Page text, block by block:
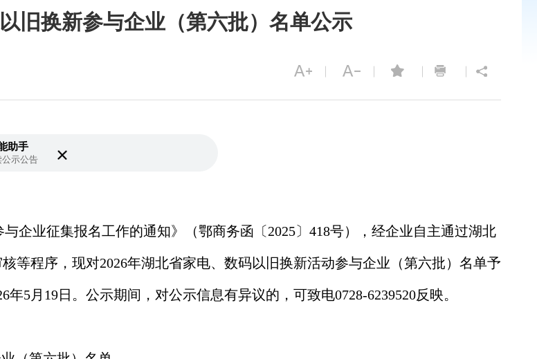
旧换新参与企业（第六批）名单公示
助手
公示公告
企业征集报名工作的通知》（鄂商务函〔2025〕418号） ，经企业自主通过湖北
等程序，现对2026年湖北省家电、 数码以旧换新活动参与企业（第六批） 名单予
6年5月 19日。公示期间，对公示信息有异议的，可致电0728-6239520反映。